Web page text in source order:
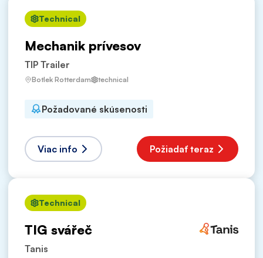
Technical
Mechanik prívesov
TIP Trailer
Botlek Rotterdam technical
Požadované skúsenosti
Viac info Požiadať teraz
Technical
TIG svářeč
Tanis